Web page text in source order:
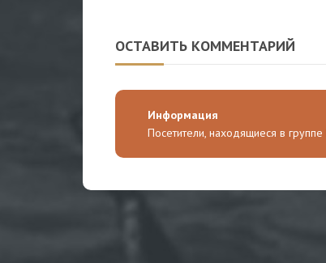
ОСТАВИТЬ КОММЕНТАРИЙ
Информация
Посетители, находящиеся в группе